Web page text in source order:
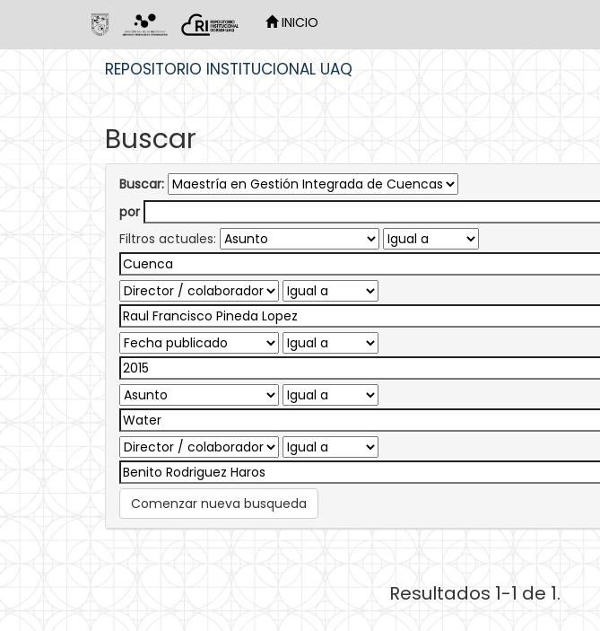
INICIO
REPOSITORIO INSTITUCIONAL UAQ
Buscar
Buscar:
por
Filtros actuales:
Comenzar nueva busqueda
Resultados 1-1 de 1.